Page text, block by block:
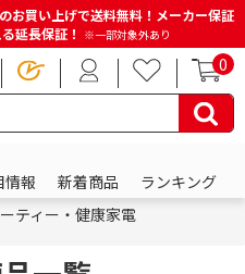
お買い上げで送料無料！メーカー保証
延長保証！ ※一部対象外あり
0
情報 新着商品
ランキング
ティー・健康家電